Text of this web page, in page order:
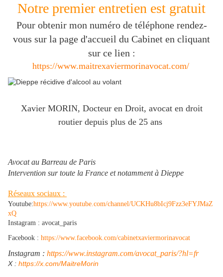
Notre premier entretien est gratuit
Pour obtenir mon numéro de téléphone rendez-
vous sur la page d'accueil du Cabinet en cliquant
sur ce lien :
https://www.maitrexaviermorinavocat.com/
Xavier MORIN, Docteur en Droit, avocat en droit
routier depuis plus de 25 ans
Avocat au Barreau de Paris
Intervention sur toute la France et notamment à Dieppe
Réseaux sociaux :
Youtube:https://www.youtube.com/channel/UCKHu8bIcj9Fzz3eFYJMaZ
xQ
Instagram : avocat_paris
Facebook : https://www.facebook.com/cabinetxaviermorinavocat
Instagram : https://www.instagram.com/avocat_paris/?hl=fr
​X : https://x.com/MaitreMorin